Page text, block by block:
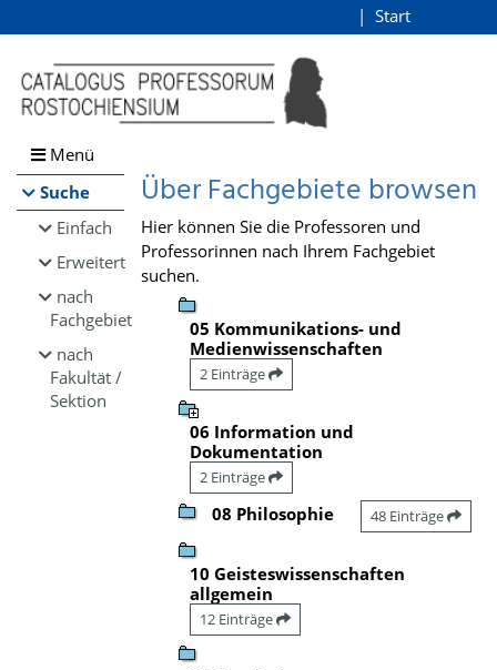
Browsen
direkt zum Inhalt
Start
Menü
Suche
Einfach
Erweitert
nach
Fachgebiet
nach
Fakultät /
Sektion
Über Fachgebiete browsen
Hier können Sie die Professoren und
Professorinnen nach Ihrem Fachgebiet
suchen.
05 Kommunikations- und
Medienwissenschaften
2 Einträge
06 Information und
Dokumentation
2 Einträge
08 Philosophie 48 Einträge
10 Geisteswissenschaften
allgemein
12 Einträge